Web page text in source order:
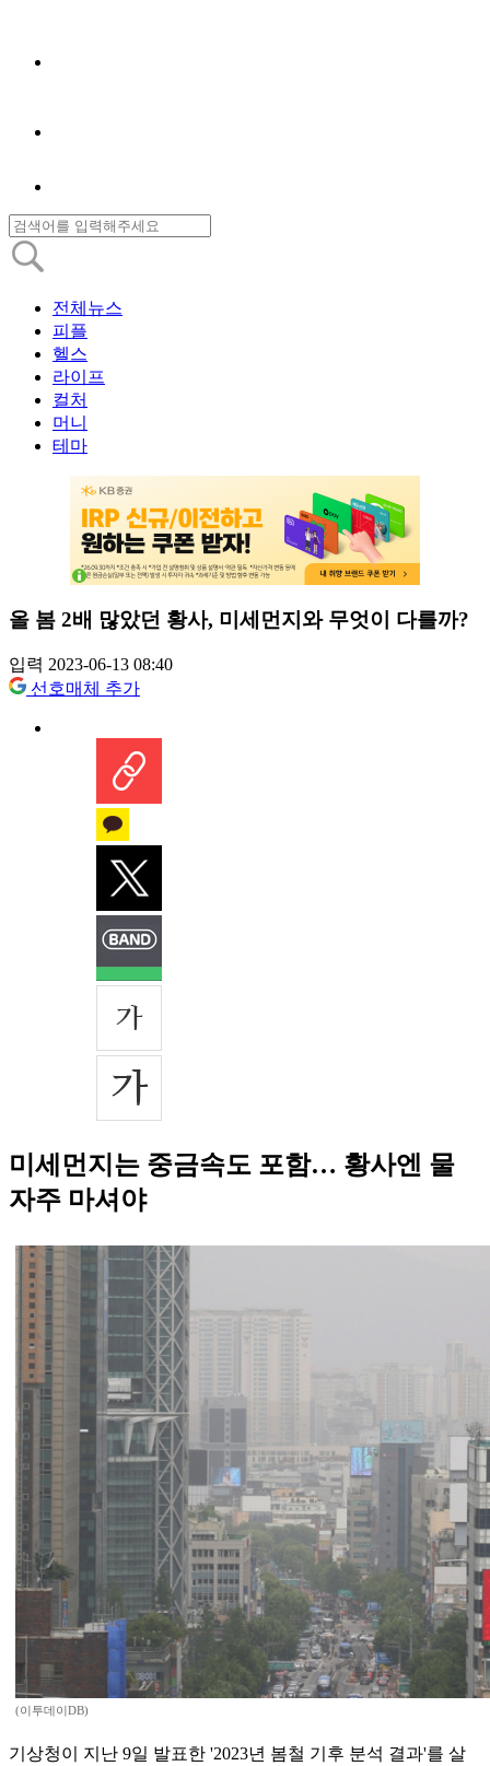
전체뉴스
피플
헬스
라이프
컬처
머니
테마
올 봄 2배 많았던 황사, 미세먼지와 무엇이 다를까?
입력 2023-06-13 08:40
선호매체 추가
미세먼지는 중금속도 포함… 황사엔 물
자주 마셔야
(이투데이DB)
기상청이 지난 9일 발표한 '2023년 봄철 기후 분석 결과'를 살